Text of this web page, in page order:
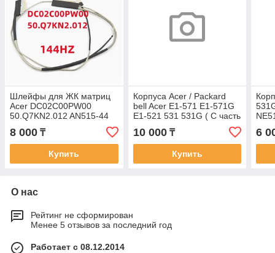
Шлейфы для ЖК матриц
Acer DC02C00PW00
50.Q7KN2.012 AN515-44
45 55 57 N20C1 экран
кабель 40pin Шлейф для
8 000 ₸
Купить
Корпуса Acer / Packard
bell Acer E1-571 E1-571G
E1-521 531 531G ( C часть
10 000₸
Купить
6
О нас
Рейтинг не сформирован
Менее 5 отзывов за последний год
Работает с 08.12.2014